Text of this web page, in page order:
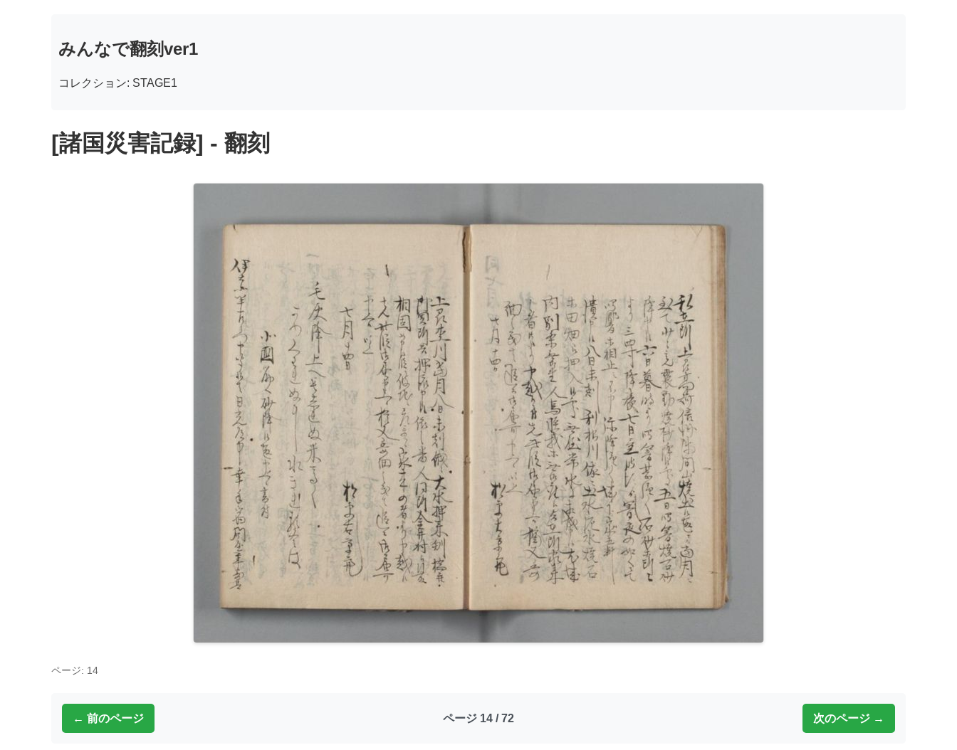
みんなで翻刻ver1
コレクション: STAGE1
[諸国災害記録] - 翻刻
ページ: 14
← 前のページ ページ 14 / 72 次のページ →